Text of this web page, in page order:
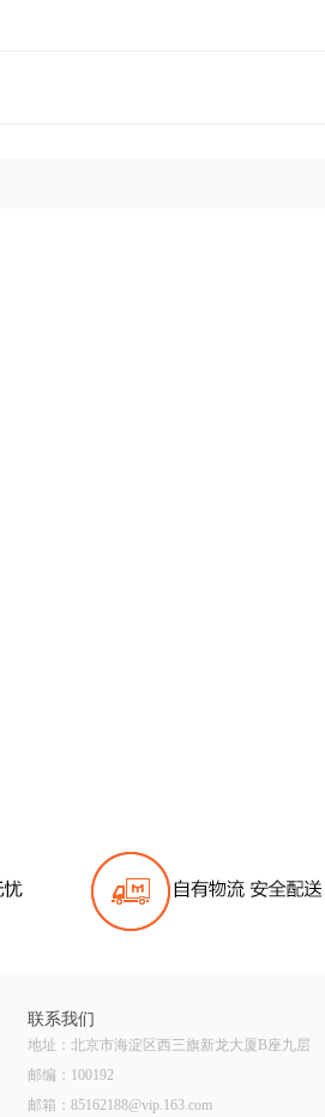
联系我们
地址：北京市海淀区西三旗新龙大厦B座九层
邮编：100192
邮箱：85162188@vip.163.com